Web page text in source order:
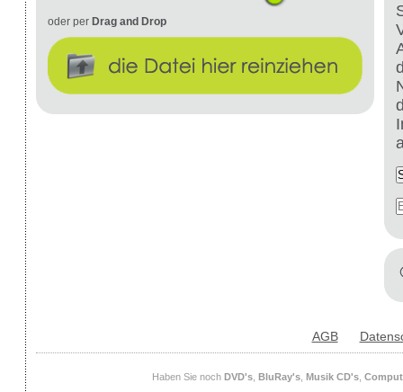
oder per Drag and Drop
AGB
Haben Sie noch DVD's, BluRay's, Musik CD's,